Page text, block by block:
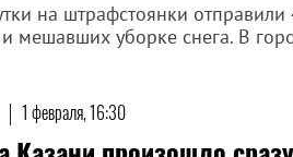
на штрафстоянки
мешавших уборке снега. В
| 1 февраля, 16:30